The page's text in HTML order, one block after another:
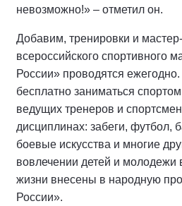
невозможно!» – отметил он.
Добавим, тренировки и
всероссийского спортивного
России» проводятся
бесплатно заниматься
ведущих тренеров и
дисциплинах: забеги, футбол,
боевые искусства и многие
вовлечении детей и молодежи
жизни внесены в народную
России».